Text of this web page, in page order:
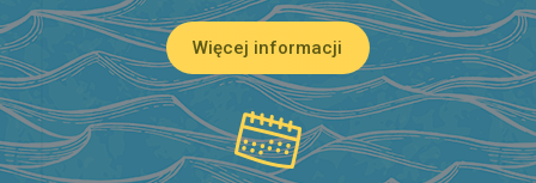
Więcej informacji